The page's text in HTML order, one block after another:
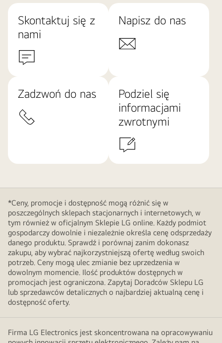
Skontaktuj się z
nami
Napisz do nas
Zadzwoń do nas
Podziel się
informacjami
zwrotnymi
*Ceny, promocje i dostępność mogą różnić się w
poszczególnych sklepach stacjonarnych i internetowych, w
tym również w oficjalnym Sklepie LG online. Każdy podmiot
gospodarczy dowolnie i niezależnie określa cenę odsprzedaży
danego produktu. Sprawdź i porównaj zanim dokonasz
zakupu, aby wybrać najkorzystniejszą ofertę według swoich
potrzeb. Ceny mogą ulec zmianie bez uprzedzenia w
dowolnym momencie. Ilość produktów dostępnych w
promocjach jest ograniczona. Zapytaj Doradców Sklepu LG
lub sprzedawców detalicznych o najbardziej aktualną cenę i
dostępność oferty.
Firma LG Electronics jest skoncentrowana na opracowywaniu